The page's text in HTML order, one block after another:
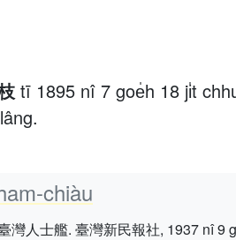
tī 1895 nî 7 goe̍h 18 ji̍t
chiàu
灣人士艦. 臺灣新民報社, 1937 nî 9